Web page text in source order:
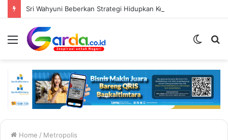
Menu
Switch
Home / Metropolis